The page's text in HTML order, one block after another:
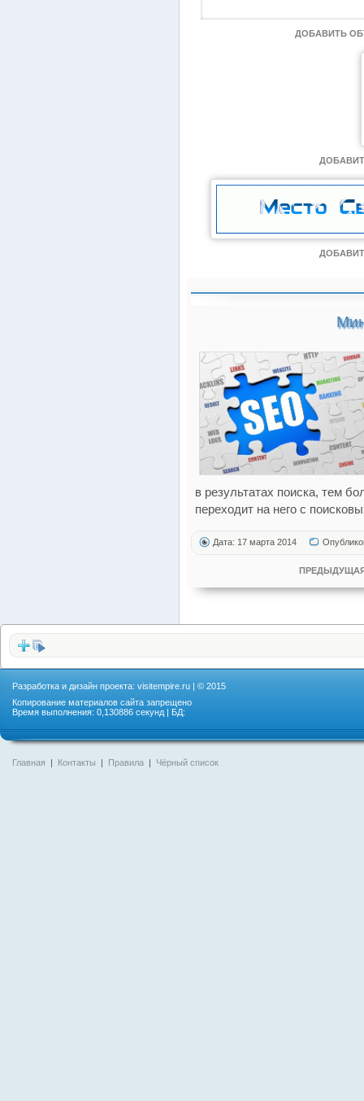
ДОБАВИТЬ
в результатах поиска, тем
переходит на него с
Дата: 17 марта 2014
Разработка и дизайн проекта: visitempire.ru | © 2015
Копирование материалов сайта запрещено
Время выполнения: 0,130886 секунд | БД:
Главная | Контакты | Правила | Чёрный список